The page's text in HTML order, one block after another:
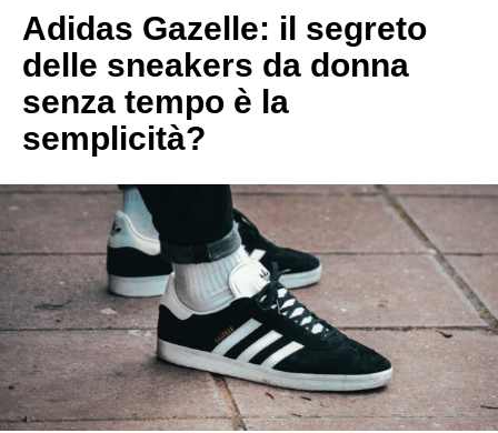
Adidas Gazelle: il segreto
delle sneakers da donna
senza tempo è la
semplicità?